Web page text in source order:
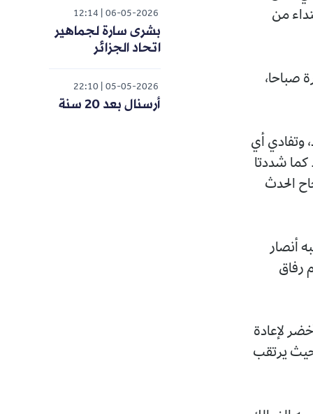
12:14
بشرى سارة لجماهير
اتحاد الجزائر
22:10
أرسنال بعد 20 سنة